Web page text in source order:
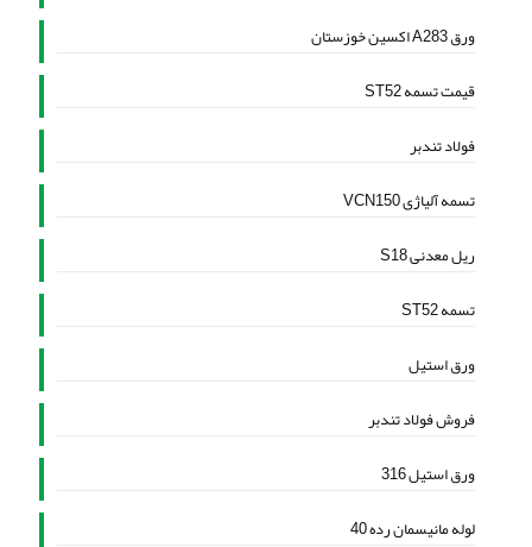
ورق A283 اکسین خوزستان
قیمت تسمه ST52
فولاد تندبر
تسمه آلیاژی VCN150
ریل معدنی S18
تسمه ST52
ورق استیل
فروش فولاد تندبر
ورق استیل 316
لوله مانیسمان رده 40